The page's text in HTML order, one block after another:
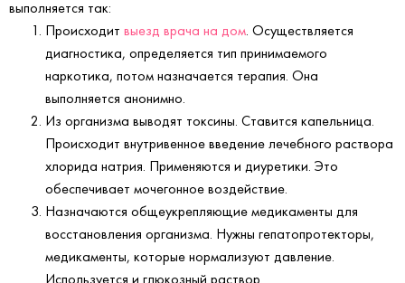
выполняется так:
Происходит выезд врача на дом. Осуществляется
диагностика, определяется тип принимаемого
наркотика, потом назначается терапия. Она
выполняется анонимно.
Из организма выводят токсины. Ставится капельница.
Происходит внутривенное введение лечебного раствора
хлорида натрия. Применяются и диуретики. Это
обеспечивает мочегонное воздействие.
Назначаются общеукрепляющие медикаменты для
восстановления организма. Нужны гепатопротекторы,
медикаменты, которые нормализуют давление.
Используется и глюкозный раствор.